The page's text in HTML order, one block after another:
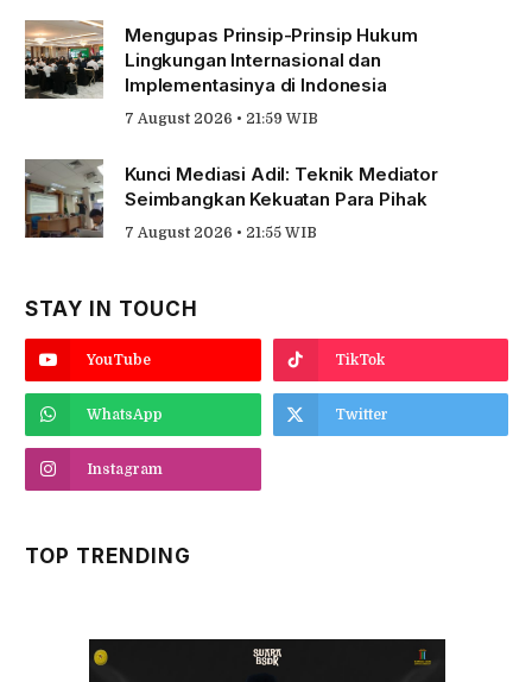
Mengupas Prinsip-Prinsip Hukum
Lingkungan Internasional dan
Implementasinya di Indonesia
7 August 2026 • 21:59 WIB
Kunci Mediasi Adil: Teknik Mediator
Seimbangkan Kekuatan Para Pihak
7 August 2026 • 21:55 WIB
STAY IN TOUCH
YouTube TikTok
WhatsApp Twitter
Instagram
TOP TRENDING